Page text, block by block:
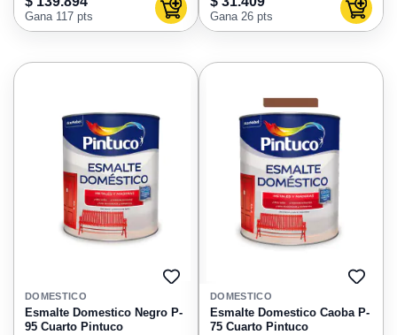
Gana 117 pts Agregar al carrito
Gana 26 pts
AGREGAR
FAVORITOS
DOMESTICO
Esmalte Domestico Negro P-
95 Cuarto Pintuco
DOMESTICO
Esmalte Domestico Caoba P-
75 Cuarto Pintuco